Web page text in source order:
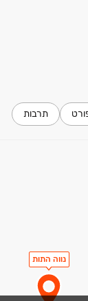
תרבות
נווה התות